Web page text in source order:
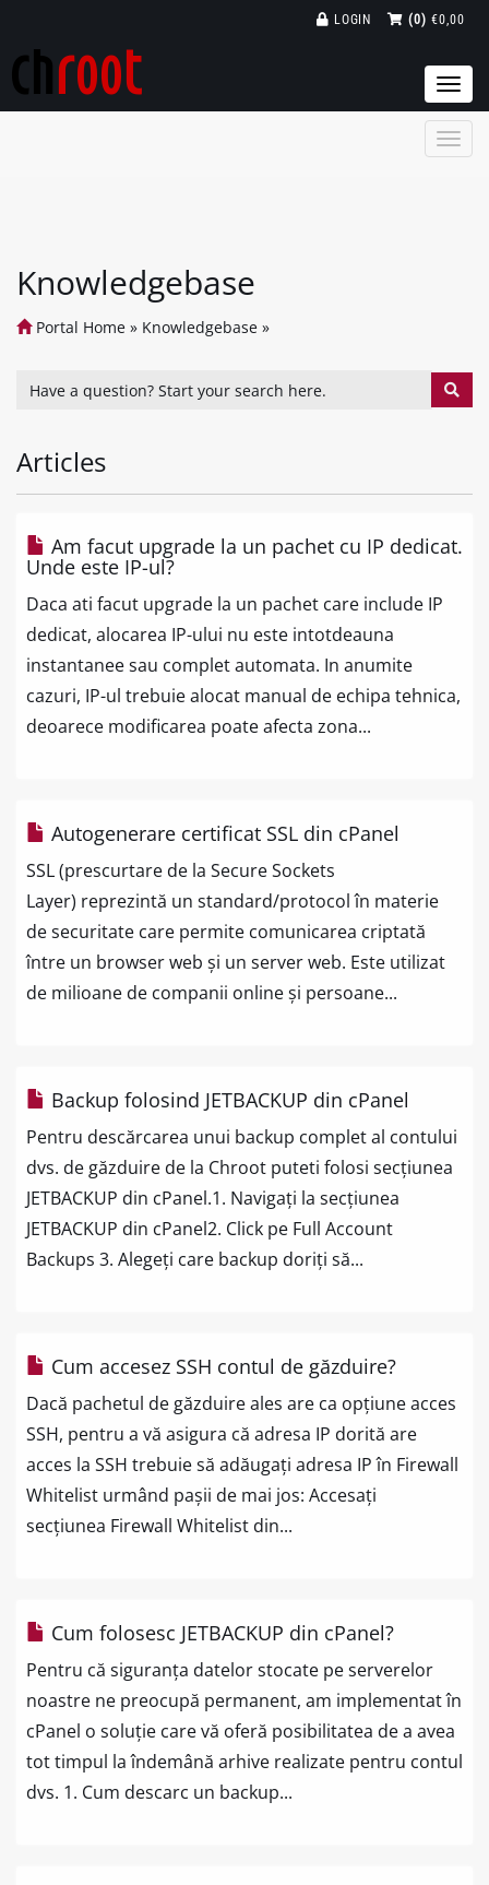
(0) €0,00
LOGIN
Knowledgebase
Portal Home » Knowledgebase »
Articles
Am facut upgrade la un pachet cu IP dedicat.
Unde este IP-ul?
Daca ati facut upgrade la un pachet care include IP
dedicat, alocarea IP-ului nu este intotdeauna
instantanee sau complet automata. In anumite
cazuri, IP-ul trebuie alocat manual de echipa tehnica,
deoarece modificarea poate afecta zona...
Autogenerare certificat SSL din cPanel
SSL (prescurtare de la Secure Sockets
Layer) reprezintă un standard/protocol în materie
de securitate care permite comunicarea criptată
între un browser web și un server web. Este utilizat
de milioane de companii online și persoane...
Backup folosind JETBACKUP din cPanel
Pentru descărcarea unui backup complet al contului
dvs. de găzduire de la Chroot puteti folosi secțiunea
JETBACKUP din cPanel.1. Navigați la secțiunea
JETBACKUP din cPanel2. Click pe Full Account
Backups 3. Alegeți care backup doriți să...
Cum accesez SSH contul de găzduire?
Dacă pachetul de găzduire ales are ca opțiune acces
SSH, pentru a vă asigura că adresa IP dorită are
acces la SSH trebuie să adăugați adresa IP în Firewall
Whitelist urmând pașii de mai jos: Accesați
secțiunea Firewall Whitelist din...
Cum folosesc JETBACKUP din cPanel?
Pentru că siguranța datelor stocate pe serverelor
noastre ne preocupă permanent, am implementat în
cPanel o soluție care vă oferă posibilitatea de a avea
tot timpul la îndemână arhive realizate pentru contul
dvs. 1. Cum descarc un backup...